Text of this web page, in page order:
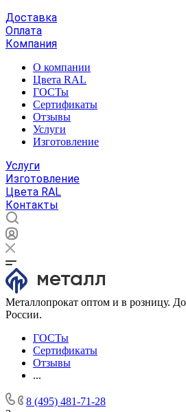
Доставка
Оплата
Компания
О компании
Цвета RAL
ГОСТы
Сертификаты
Отзывы
Услуги
Изготовление
Услуги
Изготовление
Цвета RAL
Контакты
Металлопрокат оптом и в розницу.
России.
ГОСТы
Сертификаты
Отзывы
...
8 (495) 481-71-28